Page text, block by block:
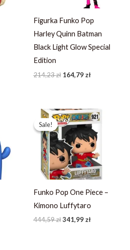
Figurka Funko Pop
Harley Quinn Batman
Black Light Glow Special
Edition
214,23zł 164,79 zł
Sale!
Sale!
Funko Pop One Piece –
Kimono Luffytaro
444,59zł
Pierwotna
cena
wynosiła:
444,59 zł.
341,99 zł
Aktualna
cena
wynosi:
341,99 zł.